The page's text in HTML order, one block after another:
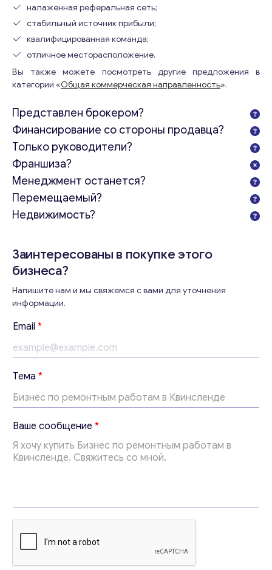
Отправьте нам запрос, и мы свяжемся с вами в
Свяжитесь со мной
налаженная реферальная сеть;
стабильный источник прибыли;
квалифицированная команда;
отличное месторасположение.
Вы также можете посмотреть другие предложения в
категории «Общая коммерческая направленность».
Представлен брокером?
Финансирование со стороны продавца?
Только руководители?
Франшиза?
Менеджмент останется?
Перемещаемый?
Недвижимость?
Заинтересованы в покупке этого
бизнеса?
Напишите нам и мы свяжемся с вами для уточнения
информации.
Email *
Тема *
Т
е
м
а
ш
е
Ваше сообщение *